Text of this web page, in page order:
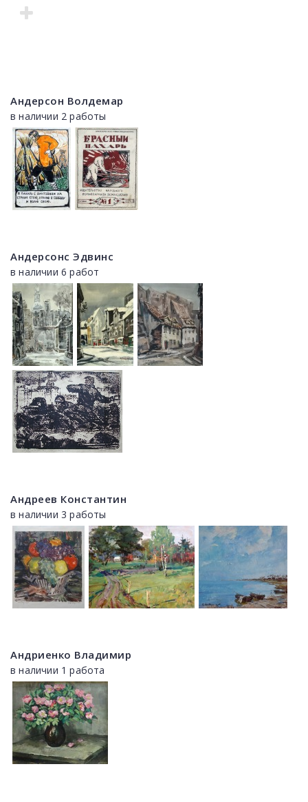
Андерсон Волдемар
в наличии 2 работы
Андерсонс Эдвинс
в наличии 6 работ
Андреев Константин
в наличии 3 работы
Андриенко Владимир
в наличии 1 работа